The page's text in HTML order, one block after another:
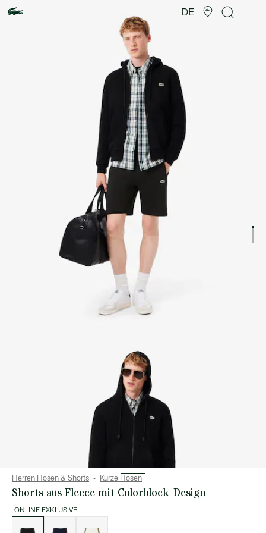
DE
Herren Hosen & Shorts Kurze Hosen
Shorts aus Fleece mit Colorblock-Design
ONLINE EXKLUSIVE
Varianten